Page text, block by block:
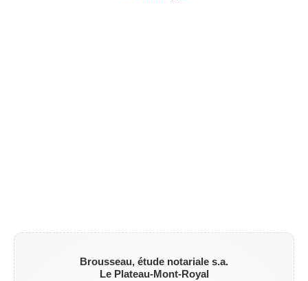
Brousseau, étude notariale s.a.
Le Plateau-Mont-Royal